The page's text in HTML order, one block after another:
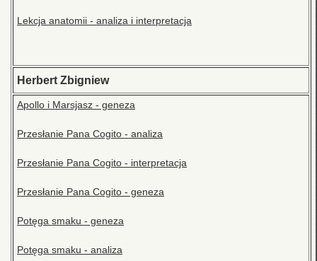
Lekcja anatomii - analiza i interpretacja
Herbert Zbigniew
Apollo i Marsjasz - geneza
Przesłanie Pana Cogito - analiza
Przesłanie Pana Cogito - interpretacja
Przesłanie Pana Cogito - geneza
Potęga smaku - geneza
Potęga smaku - analiza